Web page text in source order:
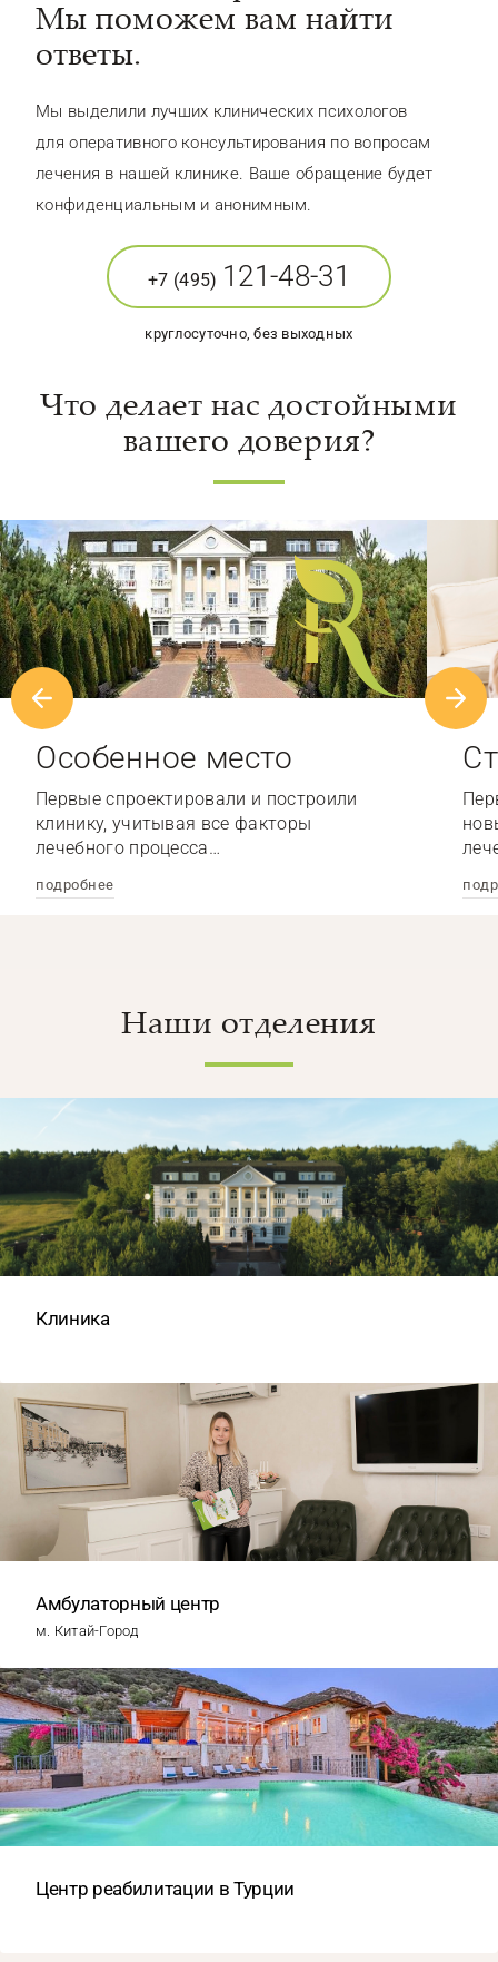
Мы поможем вам найти
ответы.
Мы выделили лучших клинических психологов
для оперативного консультирования по вопросам
лечения в нашей клинике. Ваше обращение будет
конфиденциальным и анонимным.
+7 (495) 121-48-31
круглосуточно, без выходных
Что делает нас достойными
вашего доверия?
Особенное место
Первые спроектировали и построили
клинику, учитывая все факторы
лечебного процесса…
подробнее
Наши отделения
Клиника
Амбулаторный центр
м. Китай-Город
Центр реабилитации в Турции